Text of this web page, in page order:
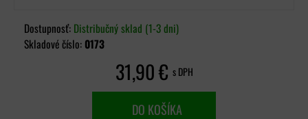
Dostupnosť: Distribučný sklad (1-3 dni)
Skladové číslo: 0173
31,90 € s DPH
DO KOŠÍKA